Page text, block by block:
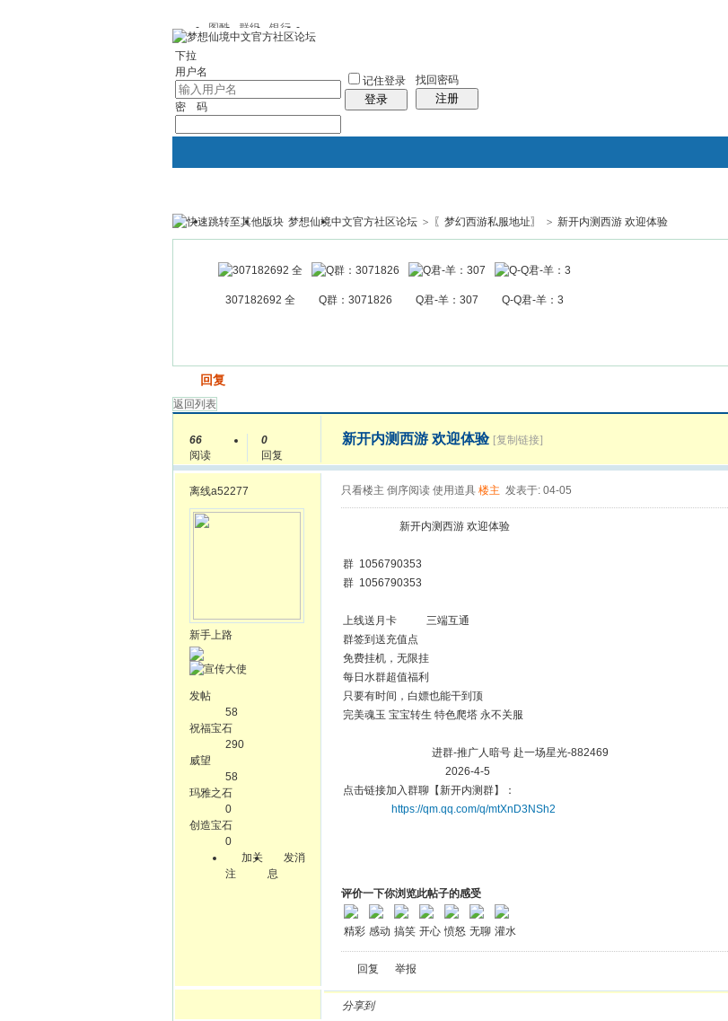
图酷 群组 银行
下拉
用户名
密 码
记住登录
登录
找回密码
注册
银行 群组聚合 我的空间
帖子
搜索
梦想仙境中文官方社区论坛 > 〖梦幻西游私服地址〗 > 新开内测西游 欢迎体验
307182692 全 Q群：3071826 Q君-羊：307 Q-Q君-羊：3
回复
返回列表
66
阅读
0
回复
新开内测西游 欢迎体验 [复制链接]
离线a52277
新手上路
发帖
58
祝福宝石
290
威望
58
玛雅之石
0
创造宝石
0
加关
注
发消
息
只看楼主 倒序阅读 使用道具 楼主 发表于: 04-05
新开内测西游 欢迎体验
群 1056790353
群 1056790353
上线送月卡 三端互通
群签到送充值点
免费挂机，无限挂
每日水群超值福利
只要有时间，白嫖也能干到顶
完美魂玉 宝宝转生 特色爬塔 永不关服
进群-推广人暗号 赴一场星光-882469
2026-4-5
点击链接加入群聊【新开内测群】：
https://qm.qq.com/q/mtXnD3NSh2
评价一下你浏览此帖子的感受
精彩 感动 搞笑 开心 愤怒 无聊 灌水
回复 举报
分享到